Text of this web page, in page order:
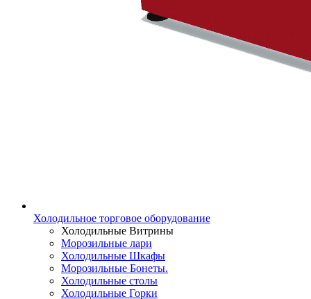
Холодильное торговое оборудование
Холодильные Витрины
Морозильные лари
Холодильные Шкафы
Морозильные Бонеты.
Холодильные столы
Холодильные Горки